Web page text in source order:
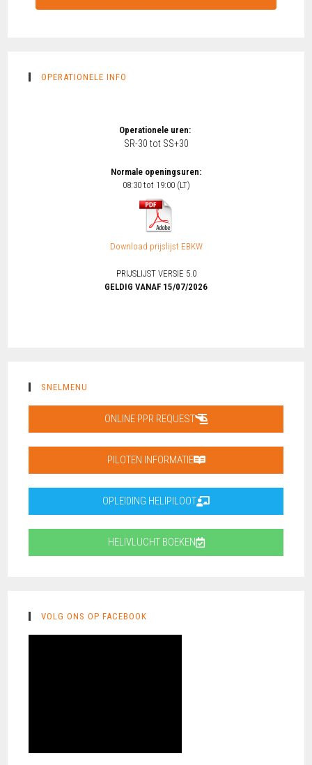
OPERATIONELE INFO
Operationele uren:
SR-30 tot SS+30
Normale openingsuren:
08:30 tot 19:00 (LT)
Download prijslijst EBKW
PRIJSLIJST VERSIE 5.0
GELDIG VANAF 15/07/2026
SNELMENU
ONLINE PPR REQUEST
PILOTEN INFORMATIE
OPLEIDING HELIPILOOT
HELIVLUCHT BOEKEN
VOLG ONS OP FACEBOOK